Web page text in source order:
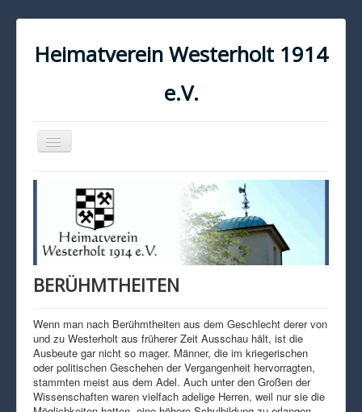
Heimatverein Westerholt 1914
e.V.
Navigation
an/aus
KONTAKT
IMPRESSUM
DATENSCHUTZ
BERÜHMTHEITEN
Wenn man nach Berühmtheiten aus dem Geschlecht derer von
und zu Westerholt aus früherer Zeit Ausschau hält, ist die
Ausbeute gar nicht so mager. Männer, die im kriegerischen
oder politischen Geschehen der Vergangenheit hervorragten,
stammten meist aus dem Adel. Auch unter den Großen der
Wissenschaften waren vielfach adelige Herren, weil nur sie die